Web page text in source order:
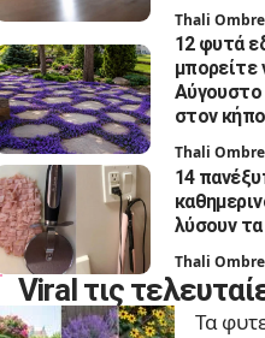
Thali Ombre
12 φυτά
Αύγουστο
στον
Thali Ombre
14
λύσουν τα
Thali Ombre
Viral τις
Τα